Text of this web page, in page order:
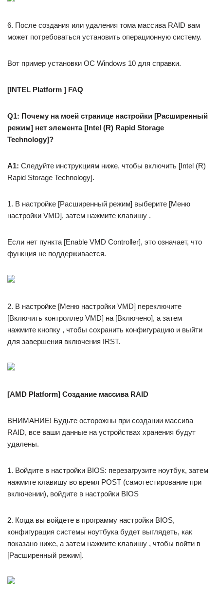
6. После создания или удаления тома массива RAID вам
может потребоваться установить операционную систему.
Вот пример установки ОС Windows 10 для справки.
[INTEL Platform ] FAQ
Q1: Почему на моей странице настройки [Расширенный
режим] нет элемента [Intel (R) Rapid Storage
Technology]?
A1: Следуйте инструкциям ниже, чтобы включить [Intel (R)
Rapid Storage Technology].
1. В настройке [Расширенный режим] выберите [Меню
настройки VMD], затем нажмите клавишу .
Если нет пункта [Enable VMD Controller], это означает, что
функция не поддерживается.
2. В настройке [Меню настройки VMD] переключите
[Включить контроллер VMD] на [Включено], а затем
нажмите кнопку , чтобы сохранить конфигурацию и выйти
для завершения включения IRST.
[AMD Platform] Создание массива RAID
ВНИМАНИЕ! Будьте осторожны при создании массива
RAID, все ваши данные на устройствах хранения будут
удалены.
1. Войдите в настройки BIOS: перезагрузите ноутбук, затем
нажмите клавишу во время POST (самотестирование при
включении), войдите в настройки BIOS
2. Когда вы войдете в программу настройки BIOS,
конфигурация системы ноутбука будет выглядеть, как
показано ниже, а затем нажмите клавишу , чтобы войти в
[Расширенный режим].